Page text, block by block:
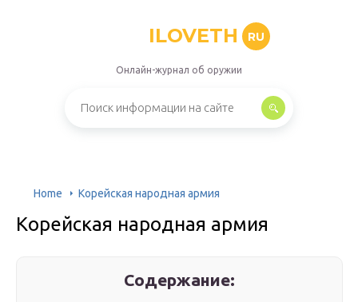
ILOVETH RU
Онлайн-журнал об оружии
Home Корейская народная армия
Корейская народная армия
Содержание: